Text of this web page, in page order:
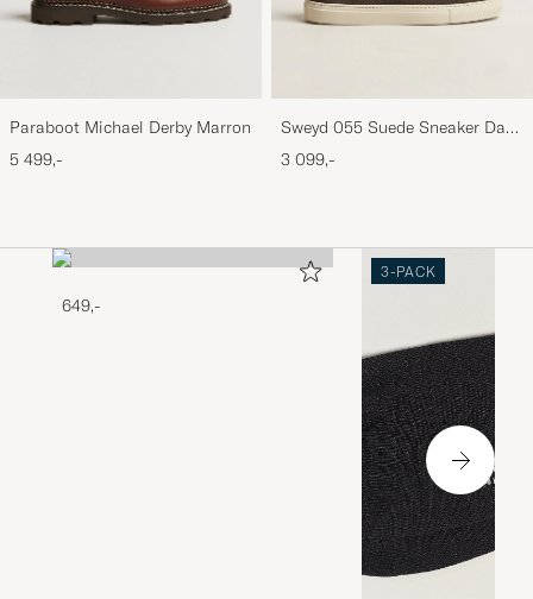
Paraboot Michael Derby Marron
5 499,-
Sweyd 055 Suede Sneaker Dark
Grey
3 099,-
649,-
3-PACK